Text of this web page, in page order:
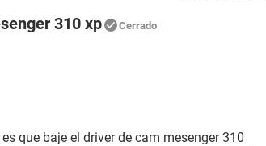
310 xp Cerrado
que baje el driver de cam mesenger 310